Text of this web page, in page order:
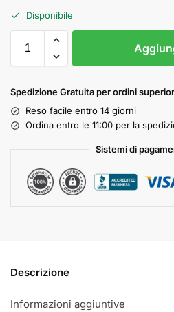
Disponibile
Spedizione Gratuita per ordini
Reso facile entro 14 giorni
Ordina entro le 11:00 per la
Sistemi di
Descrizione
Informazioni aggiuntive